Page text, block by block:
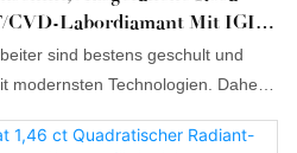
CVD-Labordiamant Mit IGI-
sind bestens geschult und
modernsten Technologien. Daher
CVD, im Labor gezüchtet) mit IGI-